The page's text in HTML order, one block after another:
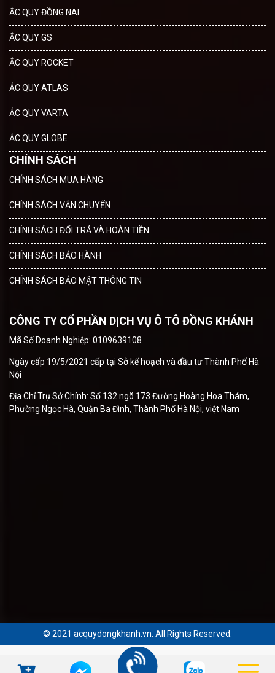
ẮC QUY ĐỒNG NAI
ẮC QUY GS
ẮC QUY ROCKET
ẮC QUY ATLAS
ẮC QUY VARTA
ẮC QUY GLOBE
CHÍNH SÁCH
CHÍNH SÁCH MUA HÀNG
CHÍNH SÁCH VẬN CHUYỂN
CHÍNH SÁCH ĐỔI TRẢ VÀ HOÀN TIỀN
CHÍNH SÁCH BẢO HÀNH
CHÍNH SÁCH BẢO MẬT THÔNG TIN
CÔNG TY CỔ PHẦN DỊCH VỤ Ô TÔ ĐỒNG KHÁNH
Mã Số Doanh Nghiệp: 0109639108
Ngày cấp 19/5/2021 cấp tại Sở kế hoạch và đầu tư Thành Phố Hà
Nội
Địa Chỉ Trụ Sở Chính: Số 132 ngõ 173 Đường Hoàng Hoa Thám,
Phường Ngọc Hà, Quận Ba Đình, Thành Phố Hà Nội, việt Nam
© 2021 acquydongkhanh.vn. All Rights Reserved.